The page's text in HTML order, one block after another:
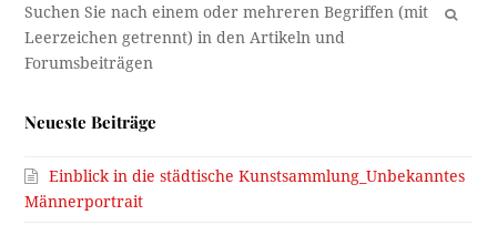
OK
Neueste Beiträge
Einblick in die städtische Kunstsammlung_Unbekanntes
Männerportrait